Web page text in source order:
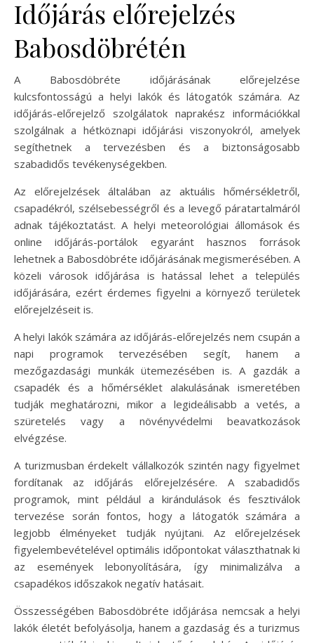
Időjárás előrejelzés
Babosdöbrétén
A Babosdöbréte időjárásának előrejelzése
kulcsfontosságú a helyi lakók és látogatók számára. Az
időjárás-előrejelző szolgálatok naprakész információkkal
szolgálnak a hétköznapi időjárási viszonyokról, amelyek
segíthetnek a tervezésben és a biztonságosabb
szabadidős tevékenységekben.
Az előrejelzések általában az aktuális hőmérsékletről,
csapadékról, szélsebességről és a levegő páratartalmáról
adnak tájékoztatást. A helyi meteorológiai állomások és
online időjárás-portálok egyaránt hasznos források
lehetnek a Babosdöbréte időjárásának megismerésében. A
közeli városok időjárása is hatással lehet a település
időjárására, ezért érdemes figyelni a környező területek
előrejelzéseit is.
A helyi lakók számára az időjárás-előrejelzés nem csupán a
napi programok tervezésében segít, hanem a
mezőgazdasági munkák ütemezésében is. A gazdák a
csapadék és a hőmérséklet alakulásának ismeretében
tudják meghatározni, mikor a legideálisabb a vetés, a
szüretelés vagy a növényvédelmi beavatkozások
elvégzése.
A turizmusban érdekelt vállalkozók szintén nagy figyelmet
fordítanak az időjárás előrejelzésére. A szabadidős
programok, mint például a kirándulások és fesztiválok
tervezése során fontos, hogy a látogatók számára a
legjobb élményeket tudják nyújtani. Az előrejelzések
figyelembevételével optimális időpontokat választhatnak ki
az események lebonyolítására, így minimalizálva a
csapadékos időszakok negatív hatásait.
Összességében Babosdöbréte időjárása nemcsak a helyi
lakók életét befolyásolja, hanem a gazdaság és a turizmus